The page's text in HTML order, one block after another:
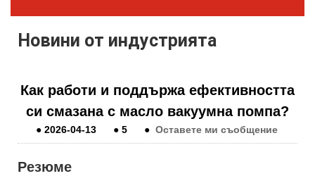
Новини от индустрията
Как работи и поддържа ефективността
си смазана с масло вакуумна помпа?
●2026-04-13 ●5 ● Оставете ми съобщение
Резюме